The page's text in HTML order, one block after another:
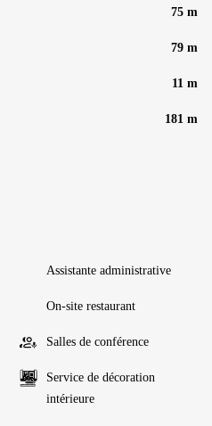
75 m
79 m
11 m
181 m
Assistante administrative
On-site restaurant
Salles de conférence
Service de décoration
intérieure